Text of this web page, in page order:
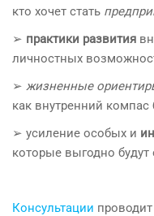
кто хочет стать
➢ практики развития
личностных
➢ жизненные
как внутренний компас
➢ усиление особых и
которые выгодно будут
Консультации проводит